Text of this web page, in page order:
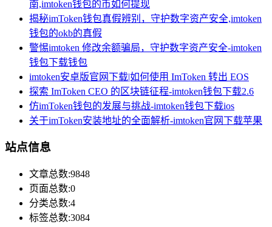
南,imtoken钱包的币如何提现
揭秘imToken钱包真假辨别，守护数字资产安全,imtoken
钱包的okb的真假
警惕imtoken 修改余额骗局，守护数字资产安全-imtoken
钱包下载钱包
imtoken安卓版官网下载|如何使用 ImToken 转出 EOS
探索 ImToken CEO 的区块链征程-imtoken钱包下载2.6
仿imToken钱包的发展与挑战-imtoken钱包下载ios
关于imToken安装地址的全面解析-imtoken官网下载苹果
站点信息
文章总数:9848
页面总数:0
分类总数:4
标签总数:3084